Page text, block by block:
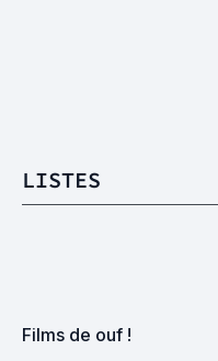
LISTES
Films de ouf !